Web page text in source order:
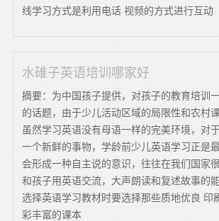
线学习方式是利用电话 视频的方式进行互动
水碓子英语培训哪家好
摘要：为中国孩子提供，对孩子的教育培训
的话题，由于少儿活动区域的局限性和农村
虽然学习英语没有母语一样的完美环境，对
一个新鲜的事物，学龄前少儿英语学习正是
会形成一种自主说的意识，往往在我们国家
和孩子用英语交流，大声朗读和复述故事的
选择英语学习教材时要选择那些质地优良 印
彩丰富的课本